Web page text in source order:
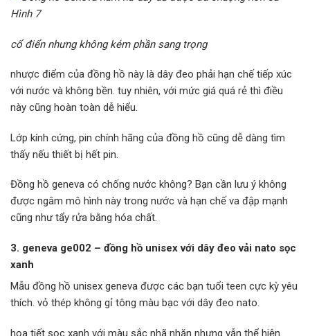
cổ điển nhưng không kém phần sang trọng
nhược điểm của đồng hồ này là dây đeo phải hạn chế tiếp xúc
với nước và không bền. tuy nhiên, với mức giá quá rẻ thì điều
này cũng hoàn toàn dễ hiểu.
Lớp kính cứng, pin chính hãng của đồng hồ cũng dễ dàng tìm
thấy nếu thiết bị hết pin.
Đồng hồ geneva có chống nước không? Bạn cần lưu ý không
được ngâm mô hình này trong nước và hạn chế va đập mạnh
cũng như tẩy rửa bằng hóa chất.
3. geneva ge002 – đồng hồ unisex với dây đeo vải nato sọc
xanh
Mẫu đồng hồ unisex geneva được các bạn tuổi teen cực kỳ yêu
thích. vỏ thép không gỉ tông màu bạc với dây đeo nato.
họa tiết sọc xanh với màu sắc nhã nhặn nhưng vẫn thể hiện